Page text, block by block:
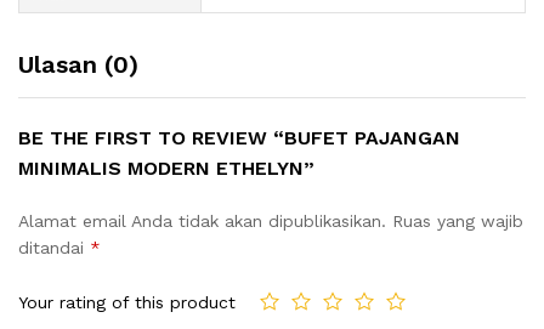
Ulasan (0)
BE THE FIRST TO REVIEW “BUFET PAJANGAN
MINIMALIS MODERN ETHELYN”
Alamat email Anda tidak akan dipublikasikan. Ruas yang wajib
ditandai *
Your rating of this product